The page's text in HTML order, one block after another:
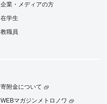
企業・メディアの方
在学生
教職員
寄附金について
WEBマガジンメトロノワ